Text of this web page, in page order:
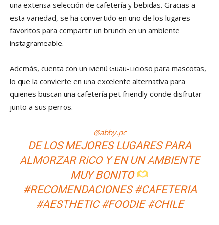
una extensa selección de cafetería y bebidas. Gracias a
esta variedad, se ha convertido en uno de los lugares
favoritos para compartir un brunch en un ambiente
instagrameable.
Además, cuenta con un Menú Guau-Licioso para mascotas,
lo que la convierte en una excelente alternativa para
quienes buscan una cafetería pet friendly donde disfrutar
junto a sus perros.
@abby.pc
DE LOS MEJORES LUGARES PARA
ALMORZAR RICO Y EN UN AMBIENTE
MUY BONITO
#RECOMENDACIONES #CAFETERIA
#AESTHETIC #FOODIE #CHILE